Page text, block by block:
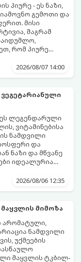
პიურე - ეს ნაზი,
გემოთი და
მისი
მაგრამ
რომ პიურე
2026/08/07 14:00
ლეგენდარული
ვიტამინებისა
ნამდვილი
და
ნაზი და მწვანე
იდეალურია
(სესამის)
შეინარჩუნოს
(დამატებით
12-24 საათი)
20–24 ცალი
2026/08/06 12:35
მიმოზა
არომატული,
ნამდვილი
უქმეების
მაყვლის ტკბილ-